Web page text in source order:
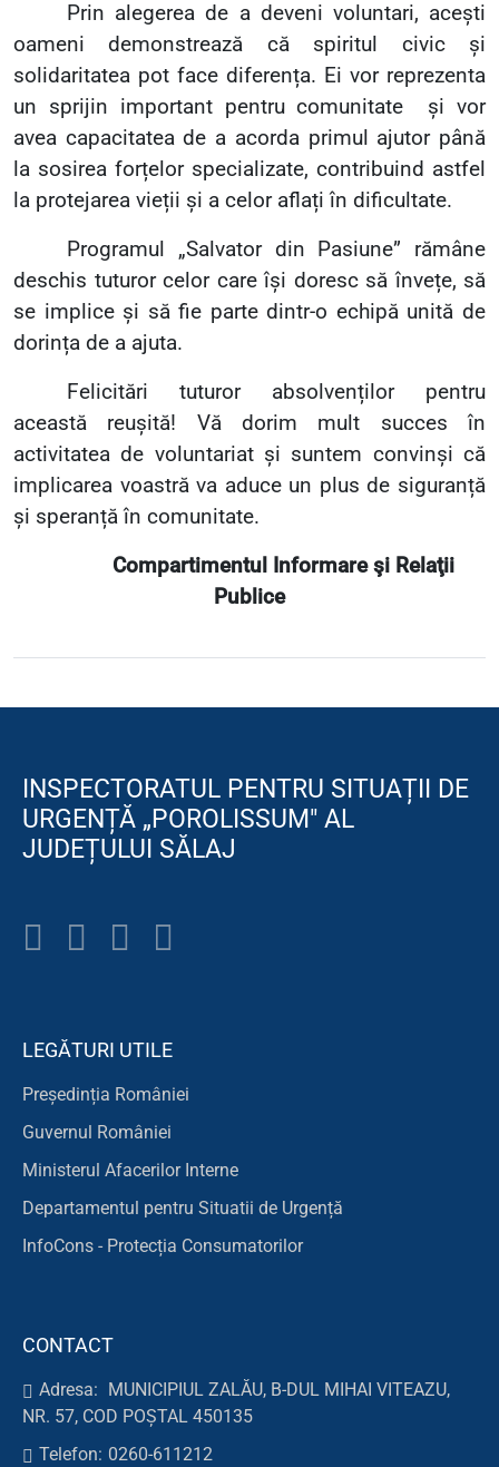
Prin alegerea de a deveni voluntari, acești
oameni demonstrează că spiritul civic și
solidaritatea pot face diferența. Ei vor reprezenta
un sprijin important pentru comunitate
și vor
avea capacitatea de a acorda primul ajutor până
la sosirea forțelor specializate, contribuind astfel
la protejarea vieții și a celor aflați în dificultate.
Programul „Salvator din Pasiune” rămâne
deschis tuturor celor care își doresc să învețe, să
se implice și să fie parte dintr-o echipă unită de
dorința de a ajuta.
Felicitări tuturor absolvenților pentru
această reușită! Vă dorim mult succes în
activitatea de voluntariat și suntem convinși că
implicarea voastră va aduce un plus de siguranță
și speranță în comunitate.
Compartimentul Informare şi Relaţii
Publice
INSPECTORATUL PENTRU SITUAȚII DE
URGENȚĂ „POROLISSUM" AL
JUDEȚULUI SĂLAJ
LEGĂTURI UTILE
Președinția României
Guvernul României
Ministerul Afacerilor Interne
Departamentul pentru Situatii de Urgență
InfoCons - Protecția Consumatorilor
CONTACT
Adresa:
MUNICIPIUL ZALĂU, B-DUL MIHAI VITEAZU,
NR. 57, COD POȘTAL 450135
Telefon: 0260-611212